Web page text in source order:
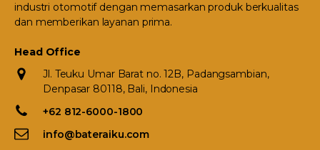
industri otomotif dengan memasarkan produk berkualitas
dan memberikan layanan prima.
Head Office
Jl. Teuku Umar Barat no. 12B, Padangsambian,
Denpasar 80118, Bali, Indonesia
+62 812-6000-1800
info@bateraiku.com